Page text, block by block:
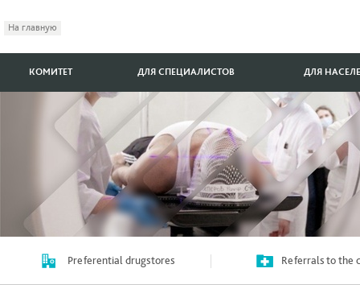
На главную
КОМИТЕТ ДЛЯ СПЕЦИАЛИСТОВ ДЛЯ
Preferential drugstores Referrals to the